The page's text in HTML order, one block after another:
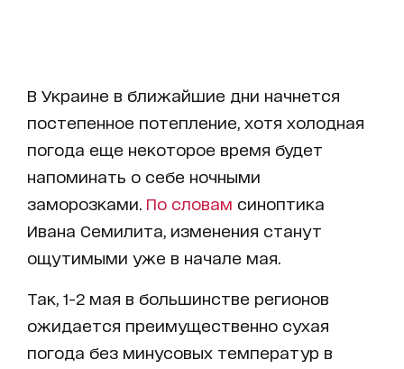
В Украине в ближайшие дни начнется
постепенное потепление, хотя холодная
погода еще некоторое время будет
напоминать о себе ночными
заморозками. По словам синоптика
Ивана Семилита, изменения станут
ощутимыми уже в начале мая.
Так, 1-2 мая в большинстве регионов
ожидается преимущественно сухая
погода без минусовых температур в